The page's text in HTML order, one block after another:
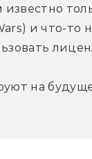
известно
и что-то
на